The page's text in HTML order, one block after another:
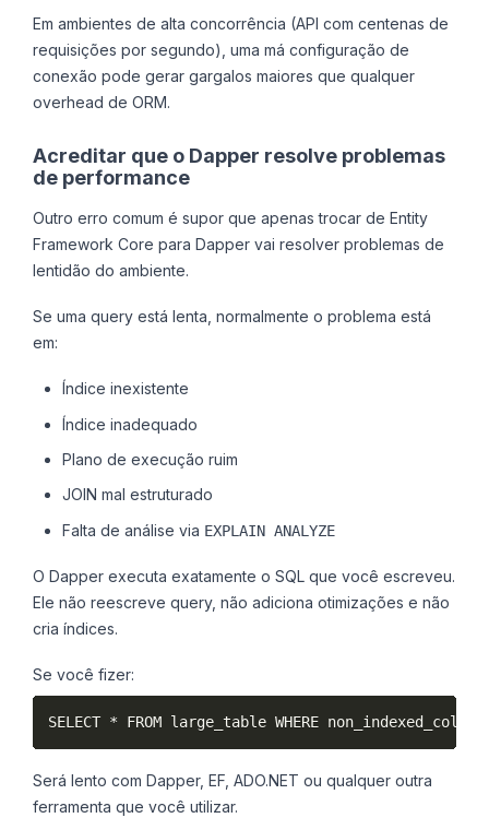
Em ambientes de alta concorrência (API com centenas de
requisições por segundo), uma má configuração de
conexão pode gerar gargalos maiores que qualquer
overhead de ORM.
Acreditar que o Dapper resolve problemas
de performance
Outro erro comum é supor que apenas trocar de Entity
Framework Core para Dapper vai resolver problemas de
lentidão do ambiente.
Se uma query está lenta, normalmente o problema está
em:
Índice inexistente
Índice inadequado
Plano de execução ruim
JOIN mal estruturado
Falta de análise via EXPLAIN ANALYZE
O Dapper executa exatamente o SQL que você escreveu.
Ele não reescreve query, não adiciona otimizações e não
cria índices.
Se você fizer:
SELECT * FROM large_table WHERE
Será lento com Dapper, EF, ADO.NET ou qualquer outra
ferramenta que você utilizar.